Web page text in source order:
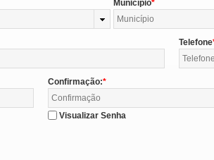
Município
Telefone
Confirmação:
Visualizar Senha